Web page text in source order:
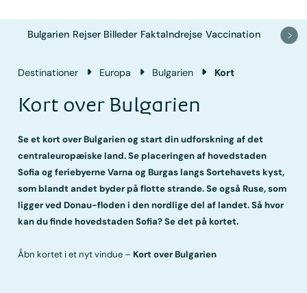
Bulgarien Rejser Billeder FaktaIndrejse Vaccination
Destinationer Europa Bulgarien Kort
Kort over Bulgarien
Se et kort over Bulgarien og start din udforskning af det
centraleuropæiske land. Se placeringen af hovedstaden
Sofia og feriebyerne Varna og Burgas langs Sortehavets kyst,
som blandt andet byder på flotte strande. Se også Ruse, som
ligger ved Donau-floden i den nordlige del af landet. Så hvor
kan du finde hovedstaden Sofia? Se det på kortet.
Åbn kortet i et nyt vindue – Kort over Bulgarien